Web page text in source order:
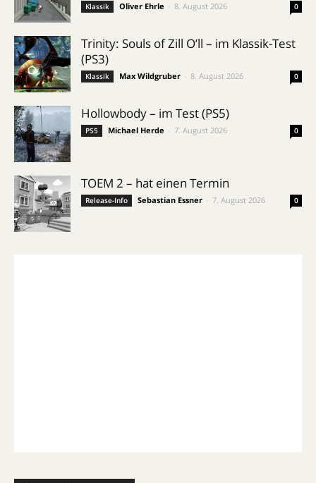
Klassik Oliver Ehrle 8. August 2026 0
Trinity: Souls of Zill O’ll – im Klassik-Test
(PS3)
Klassik Max Wildgruber 8. August 2026 0
Hollowbody – im Test (PS5)
PS5 Michael Herde 7. August 2026 0
TOEM 2 – hat einen Termin
Release-Info Sebastian Essner 7. August 2026 0